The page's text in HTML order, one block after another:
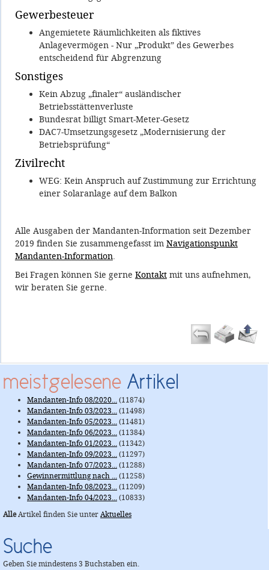
Gewerbesteuer
Angemietete Räumlichkeiten als fiktives
Anlagevermögen - Nur „Produkt” des Gewerbes
entscheidend für Abgrenzung
Sonstiges
Kein Abzug „finaler“ ausländischer
Betriebsstättenverluste
Bundesrat billigt Smart-Meter-Gesetz
DAC7-Umsetzungsgesetz „Modernisierung der
Betriebsprüfung“
Zivilrecht
WEG: Kein Anspruch auf Zustimmung zur Errichtung
einer Solaranlage auf dem Balkon
Alle Ausgaben der Mandanten-Information seit Dezember
2019 finden Sie zusammengefasst im Navigationspunkt
Mandanten-Information.
Bei Fragen können Sie gerne Kontaktmit uns aufnehmen,
wir beraten Sie gerne.
meistgelesene Artikel
Mandanten-Info 08/2020...(11874)
Mandanten-Info 03/2023...(11498)
Mandanten-Info 05/2023...(11481)
Mandanten-Info 06/2023...(11384)
Mandanten-Info 01/2023...(11342)
Mandanten-Info 09/2023...(11297)
Mandanten-Info 07/2023...(11288)
Gewinnermittlung nach ...(11258)
Mandanten-Info 08/2023...(11209)
Mandanten-Info 04/2023...(10833)
AlleArtikel finden Sie unterAktuelles
Suche
Geben Sie mindestens 3 Buchstaben ein.